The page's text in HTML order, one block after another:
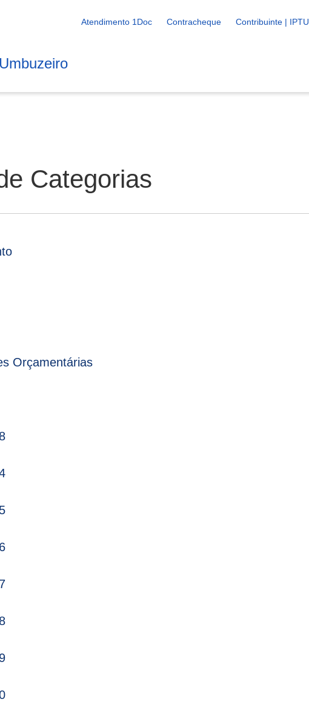
Atendimento 1Doc Contracheque Contribuinte | IPTU
Categorias
Orçamentárias